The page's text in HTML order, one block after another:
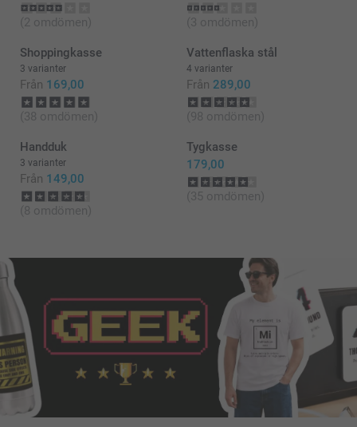
(2 omdömen) (3 omdömen)
Shoppingkasse
3 varianter
Från 169,00
(38 omdömen)
Vattenflaska stål
4 varianter
Från 289,00
(98 omdömen)
Handduk
3 varianter
Från 149,00
(8 omdömen)
Tygkasse
179,00
(35 omdömen)